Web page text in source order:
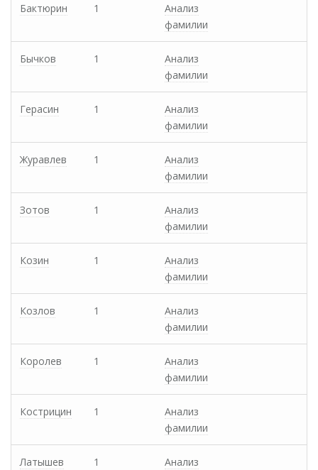
Бактюрин 1
Анализ
фамилии
Бычков 1
Анализ
фамилии
Герасин 1
Анализ
фамилии
Журавлев 1
Анализ
фамилии
Зотов 1
Анализ
фамилии
Козин 1
Анализ
фамилии
Козлов 1
Анализ
фамилии
Королев 1
Анализ
фамилии
Кострицин 1
Анализ
фамилии
Латышев 1
Анализ